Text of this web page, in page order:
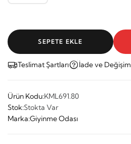
SEPETE EKLE
Teslimat Şartları İade ve Değişim
Ürün Kodu:KML691.80
Stok:Stokta Var
Marka:Giyinme Odası